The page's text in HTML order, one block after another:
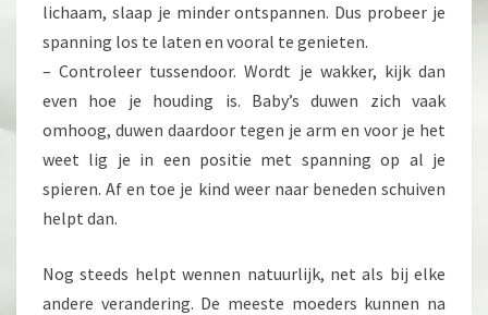
lichaam, slaap je minder ontspannen. Dus probeer je
spanning los te laten en vooral te genieten.
– Controleer tussendoor. Wordt je wakker, kijk dan
even hoe je houding is. Baby’s duwen zich vaak
omhoog, duwen daardoor tegen je arm en voor je het
weet lig je in een positie met spanning op al je
spieren. Af en toe je kind weer naar beneden schuiven
helpt dan.
Nog steeds helpt wennen natuurlijk, net als bij elke
andere verandering. De meeste moeders kunnen na